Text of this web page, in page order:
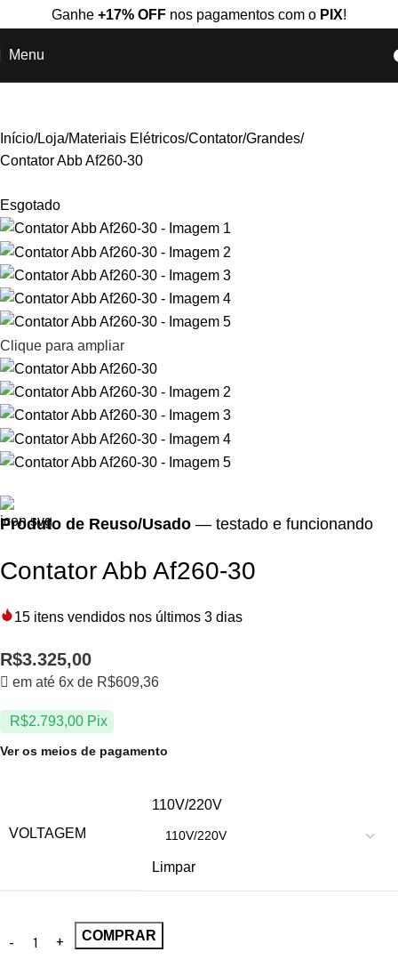
Ganhe +17% OFF nos pagamentos com o PIX!
Menu
Início Loja Materiais Elétricos Contator Grandes
Contator Abb Af260-30
Esgotado
Clique para ampliar
Produto de Reuso/Usado — testado e funcionando
Contator Abb Af260-30
15 itens vendidos nos últimos 3 dias
R$3.325,00
em até 6x de R$609,36
R$2.793,00 Pix
Ver os meios de pagamento
VOLTAGEM
110V/220V
Limpar
COMPRAR